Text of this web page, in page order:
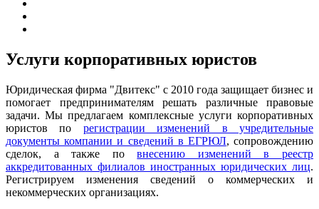
Услуги корпоративных юристов
Юридическая фирма "Двитекс" с 2010 года защищает бизнес и
помогает предпринимателям решать различные правовые
задачи. Мы предлагаем комплексные услуги корпоративных
юристов по регистрации изменений в учредительные
документы компании и сведений в ЕГРЮЛ, сопровождению
сделок, а также повнесению изменений в реестр
аккредитованных филиалов иностранных юридических лиц.
Регистрируем изменения сведений о коммерческих и
некоммерческих организациях.